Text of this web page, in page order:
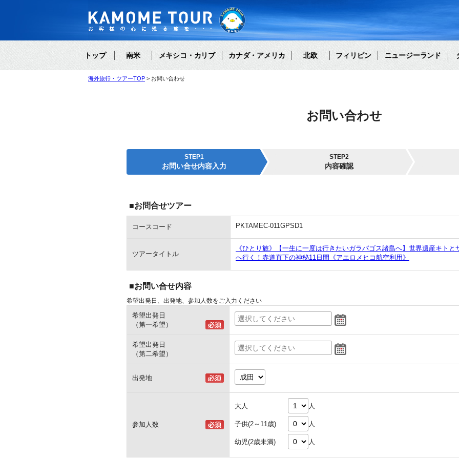
トップ 南米 メキシコ・カリブ カナダ・アメリカ 北欧 フィリピン ニュージーランド
海外旅行・ツアーTOP お問い合わせ
お問い合わせ
STEP1
お問い合せ内容入力
STEP2
内容確認
■お問合せツアー
コースコード PKTAMEC-011GPSD1
ツアータイトル
《ひとり旅》【一生に一度は行きたいガラパゴス諸島へ】世界遺産キト
へ行く！赤道直下の神秘11日間《アエロメヒコ航空利用》
■お問い合せ内容
希望出発日、出発地、参加人数をご入力ください
希望出発日
（第一希望）
希望出発日
（第二希望）
出発地
参加人数
大人 人
子供(2～11歳) 人
幼児(2歳未満) 人